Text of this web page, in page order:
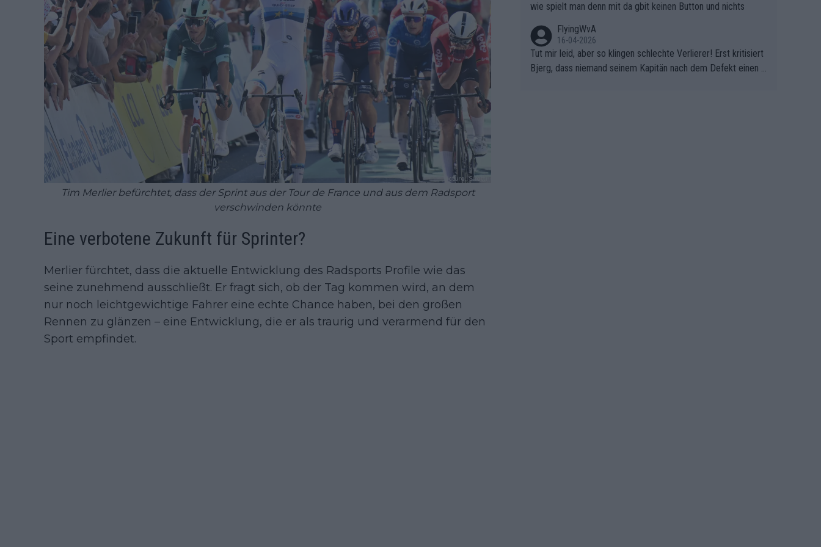
Tim Merlier befürchtet, dass der Sprint aus der Tour de France und aus dem Radsport
verschwinden könnte
Eine verbotene Zukunft für Sprinter?
Merlier fürchtet, dass die aktuelle Entwicklung des Radsports Profile wie das
seine zunehmend ausschließt. Er fragt sich, ob der Tag kommen wird, an dem
nur noch leichtgewichtige Fahrer eine echte Chance haben, bei den großen
Rennen zu glänzen – eine Entwicklung, die er als traurig und verarmend für den
Sport empfindet.
wie spielt man denn mit da gbit keinen Button und nichts
FlyingWvA
16-04-2026
Tut mir leid, aber so klingen schlechte Verlierer! Erst kritisiert
Bjerg, dass niemand seinem Kapitän nach dem Defekt einen r